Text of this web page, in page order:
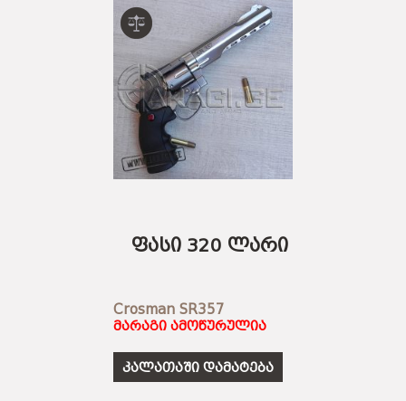
ფასი 320 ლარი
Crosman SR357
მარაგი ამოწურულია
კალათაში დამატება